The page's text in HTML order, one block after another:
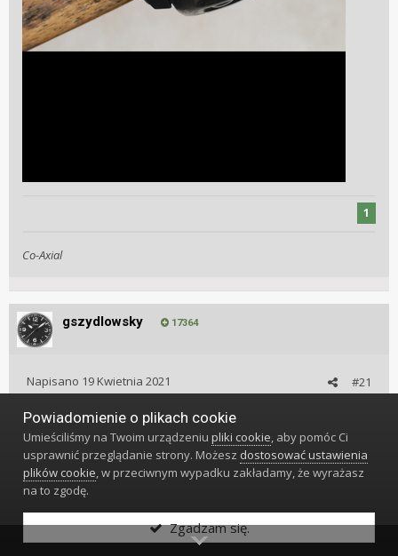
1
Co-Axial
gszydlowsky 17364
#21
Napisano 19 Kwietnia 2021
I to się nazywa bateria
Powiadomienie o plikach cookie
Umieściliśmy na Twoim urządzeniupliki cookie, aby pomóc Ci
usprawnić przeglądanie strony. Możesz dostosować ustawienia
plików cookie, w przeciwnym wypadku zakładamy, że wyrażasz
na to zgodę.
Zgadzam się.